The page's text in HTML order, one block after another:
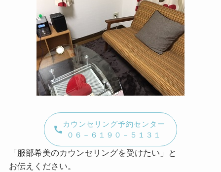
カウンセリング予約センター
０６－６１９０－５１３１
「服部希美のカウンセリングを受けたい」と
お伝えください。